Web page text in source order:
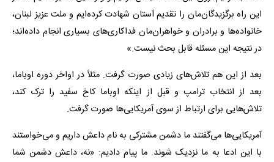
این راه برگزیدگان‌مان را تقدیم آستان شهادت کرده‌ایم و ملت عزیز لبنان،
خانواده‌ها و برادران و خواهران‌مان فداکاری‌های بسیاری انجام داده‌اند؛
در نتیجه این مسئله قابل بحث نیست.»
بعد از این هم تلاش‌های زیادی صورت گرفت. مثلاً در اواخر دوره اوباما،
بعد از انتخاب ترامپ و قبل از اینکه اوباما کاخ سفید را ترک کند،
تلاش‌هایی برای ارتباط از سوی آمریکایی‌ها صورت گرفت.
آمریکایی‌ها می‌گفتند ما دشمن مشترکی به نام داعش داریم و می‌خواستند
با این ادعا به ما نزدیک شوند. ما پیام دادیم: «نه، داعش دشمن شما